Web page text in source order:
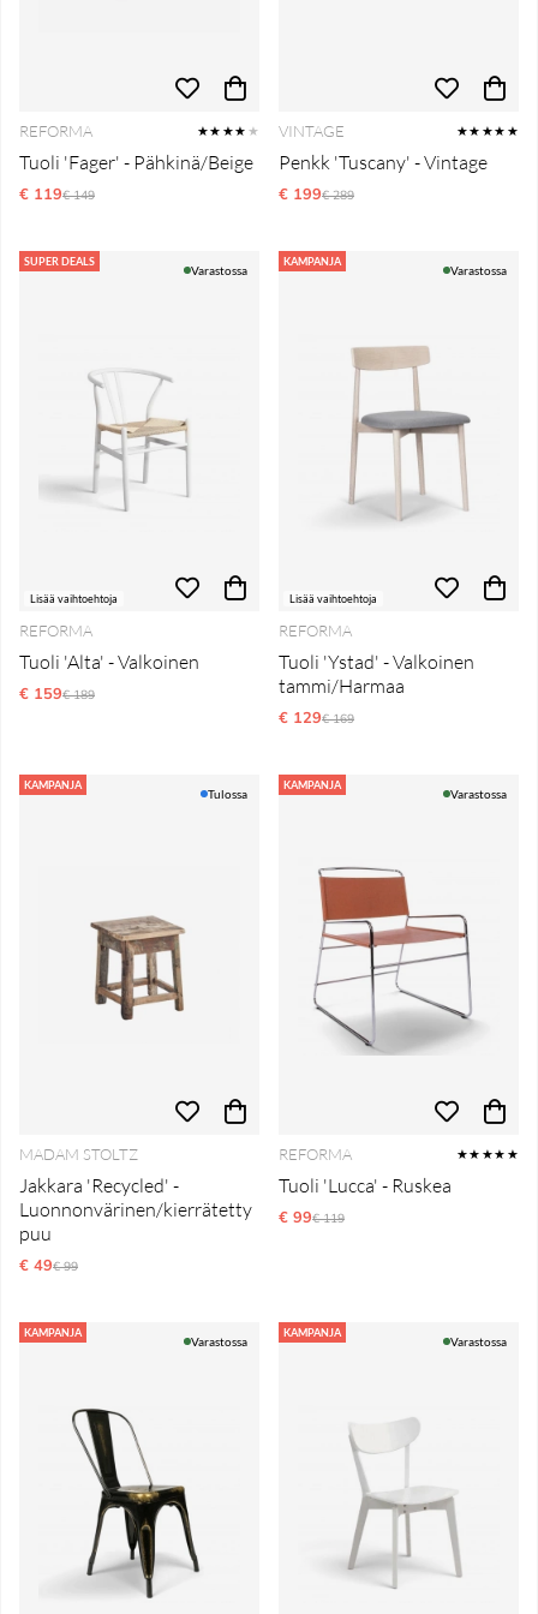
REFORMA ★★★★ ★
Tuoli 'Fager' - Pähkinä/Beige
€ 119Normaali hinta
€ 149
VINTAGE ★★★★★
Penkk 'Tuscany' - Vintage
€ 199Normaali hinta
€ 289
SUPER DEALS
Lisää vaihtoehtoja
Varastossa
REFORMA
Tuoli 'Alta' - Valkoinen
€ 159Normaali hinta
€ 189
KAMPANJA
Lisää vaihtoehtoja
Varastossa
REFORMA
Tuoli 'Ystad' - Valkoinen
tammi/Harmaa
€ 129Normaali hinta
€ 169
KAMPANJA
Tulossa
MADAM STOLTZ
Jakkara 'Recycled' -
Luonnonvärinen/kierrätetty
puu
€ 49Normaali hinta
€ 99
KAMPANJA
Varastossa
REFORMA ★★★★★
Tuoli 'Lucca' - Ruskea
€ 99Normaali hinta
€ 119
KAMPANJA
Varastossa
KAMPANJA
Varastossa